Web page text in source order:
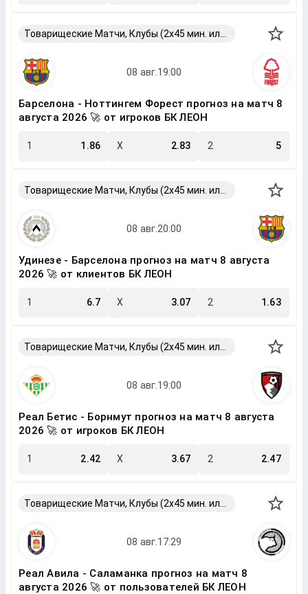
Барселона - Ноттингем Форест прогноз на матч 8
августа 2026 🚀 от игроков БК ЛЕОН
1 1.86 X 2.83 2 5
Удинезе - Барселона прогноз на матч 8 августа
2026 🚀 от клиентов БК ЛЕОН
1 6.7 X 3.07 2 1.63
Реал Бетис - Борнмут прогноз на матч 8 августа
2026 🚀 от игроков БК ЛЕОН
1 2.42 X 3.67 2 2.47
Реал Авила - Саламанка прогноз на матч 8
августа 2026 🚀 от пользователей БК ЛЕОН